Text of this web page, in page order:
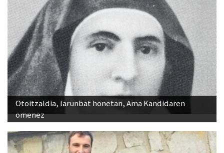
Otoitzaldia, larunbat honetan, Ama Kandidaren
omenez